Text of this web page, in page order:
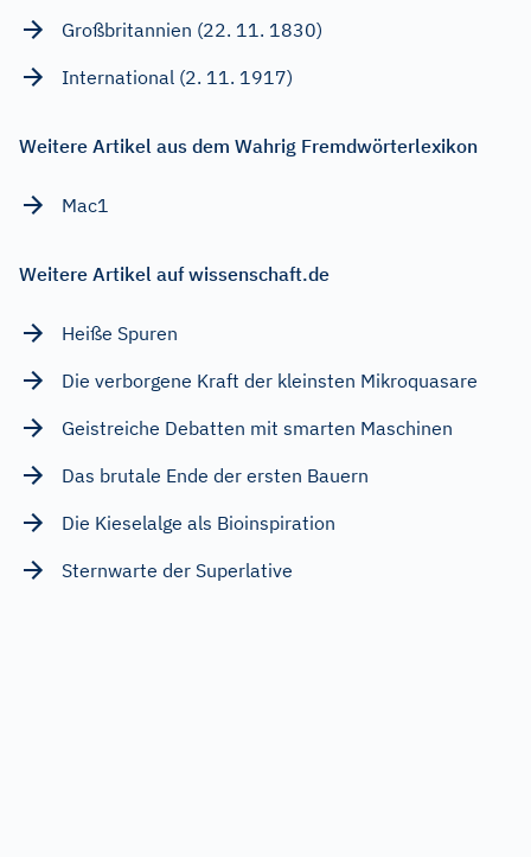
Großbritannien (22. 11. 1830)
International (2. 11. 1917)
Weitere Artikel aus dem Wahrig Fremdwörterlexikon
Mac1
Weitere Artikel auf wissenschaft.de
Heiße Spuren
Die verborgene Kraft der kleinsten Mikroquasare
Geistreiche Debatten mit smarten Maschinen
Das brutale Ende der ersten Bauern
Die Kieselalge als Bioinspiration
Sternwarte der Superlative